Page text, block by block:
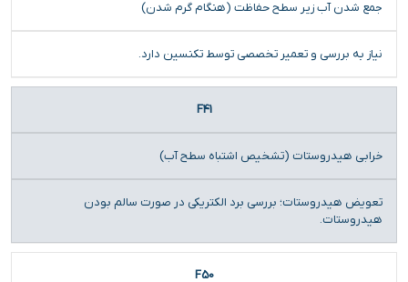
جمع شدن آب زیر سطح حفاظت (هنگام گرم شدن)
نیاز به بررسی و تعمیر تخصصی توسط تکنسین دارد.
F41
خرابی هیدروستات (تشخیص اشتباه سطح آب)
تعویض هیدروستات؛ بررسی برد الکتریکی در صورت سالم بودن
هیدروستات.
F50